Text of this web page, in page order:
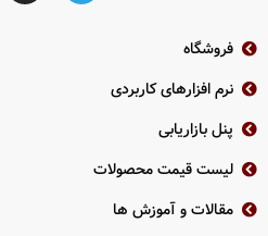
فروشگاه
نرم افزارهای کاربردی
پنل بازاریابی
لیست قیمت محصولات
مقالات و آموزش ها